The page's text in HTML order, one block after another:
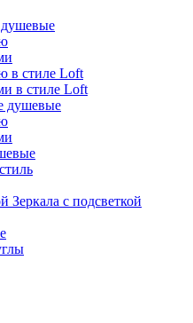
в стиле Loft
в стиле Loft
душевые
Зеркала с подсветкой